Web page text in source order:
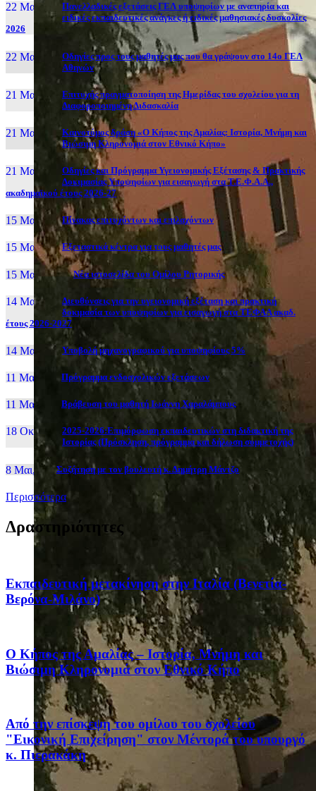
22 Μαι, 26
Πανελλαδικές εξετάσεις ΓΕΛ υποψηφίων με αναπηρία και
ειδικές εκπαιδευτικές ανάγκες ή ειδικές μαθησιακές δυσκολίες
2026
22 Μαι, 26
Οδηγίες προς τους μαθητές μας που θα γράψουν στο 14ο ΓΕΛ
Αθηνών
21 Μαι, 26
Επιτυχής πραγματοποίηση της Ημερίδας του σχολείου για τη
Διαφοροποιημένη Διδασκαλία
21 Μαι, 26
Καινοτόμος δράση «Ο Κήπος της Αμαλίας: Ιστορία, Μνήμη και
Βιώσιμη Κληρονομιά στον Εθνικό Κήπο»
21 Μαι, 26
Οδηγίες και Πρόγραμμα Υγειονομικής Εξέτασης & Πρακτικής
Δοκιμασίας Υποψηφίων για εισαγωγή στα Τ.Ε.Φ.Α.Α.,
ακαδημαϊκού έτους 2026-27
15 Μαι, 26 Πίνακας επιτυχόντων και επιλαχόντων
15 Μαι, 26 Εξεταστικά κέντρα για τους μαθητές μας
15 Μαι, 2026 Νέα ιστοσελίδα του Ομίλου Ρητορικής
14 Μαι, 26
Διευθύνσεις για την υγειονομική εξέταση και πρακτική
δοκιμασία των υποψηφίων για εισαγωγή στα ΤΕΦΑΑ ακαδ.
έτους 2026-2027
14 Μαι, 26 Yποβολή μηχανογραφικού για υποψηφίους 5%
11 Μαι, 26 Πρόγραμμα ενδοσχολικών εξετάσεων
11 Μαι, 26 Βράβευση του μαθητή Ιωάννη Χαραλάμπους
18 Οκτ, 25
2025-2026:Επιμόρφωση εκπαιδευτικών στη διδακτική της
Ιστορίας (Πρόσκληση, πρόγραμμα και δήλωση συμμετοχής)
8 Μαι, 26 Συζήτηση με τον βουλευτή κ. Δημήτρη Μάντζο
Περισσότερα
Δραστηριότητες
Eκπαιδευτική μετακίνηση στην Ιταλία (Βενετία-
Βερόνα-Μιλάνο)
Ο Κήπος της Αμαλίας – Ιστορία, Μνήμη και
Βιώσιμη Κληρονομιά στον Εθνικό Κήπο
Από την επίσκεψη του ομίλου του σχολείου
"Εικονική Επιχείρηση" στον Μέντορά του υπουργό
κ. Πιερακάκη